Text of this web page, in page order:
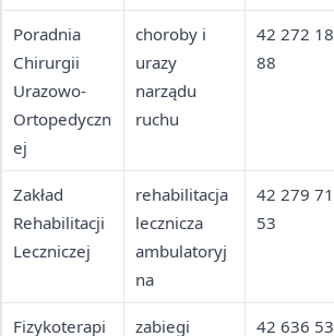
Poradnia
Chirurgii
Urazowo-
Ortopedyczn
ej
choroby i
urazy
narządu
ruchu
42 272 18
88
Zakład
Rehabilitacji
Leczniczej
rehabilitacja
lecznicza
ambulatoryj
na
42 279 71
53
Fizykoterapi
zabiegi
42 636 53